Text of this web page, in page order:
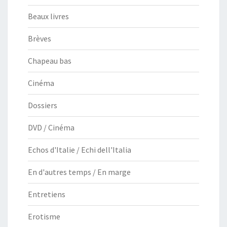
Beaux livres
Brèves
Chapeau bas
Cinéma
Dossiers
DVD / Cinéma
Echos d'Italie / Echi dell'Italia
En d'autres temps / En marge
Entretiens
Erotisme